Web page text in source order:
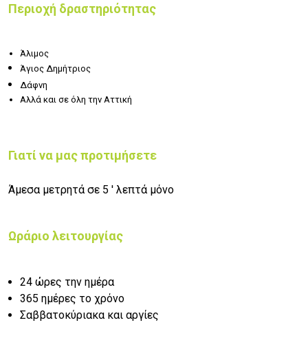
Περιοχή δραστηριότητας
Άλιμος
Άγιος Δημήτριος
Δάφνη
Αλλά και σε όλη την Αττική
Γιατί να μας προτιμήσετε
Άμεσα μετρητά σε 5 ' λεπτά μόνο
Ωράριο λειτουργίας
24 ώρες την ημέρα
365 ημέρες το χρόνο
Σαββατοκύριακα και αργίες